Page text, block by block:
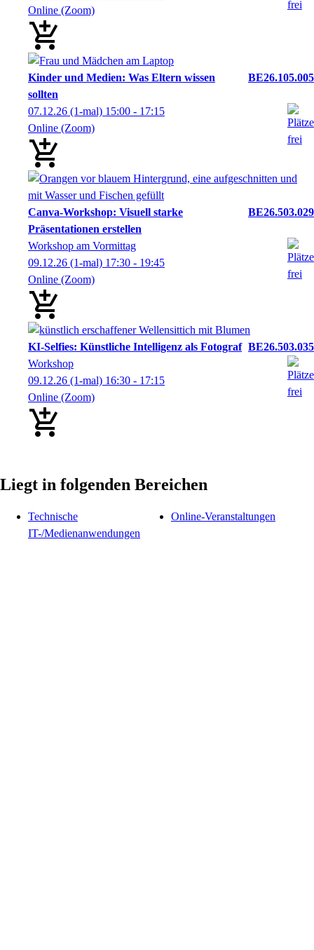
Online (Zoom)
Kinder und Medien: Was Eltern wissen
sollten
BE26.105.005
07.12.26 (1-mal) 15:00 - 17:15
Online (Zoom)
Canva-Workshop: Visuell starke
Präsentationen erstellen
BE26.503.029
Workshop am Vormittag
09.12.26 (1-mal) 17:30 - 19:45
Online (Zoom)
KI-Selfies: Künstliche Intelligenz als Fotograf BE26.503.035
Workshop
09.12.26 (1-mal) 16:30 - 17:15
Online (Zoom)
Liegt in folgenden Bereichen
Technische
IT-/Medienanwendungen
Online-Veranstaltungen